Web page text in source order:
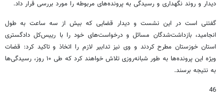
دیدار و روند نگهداری و رسیدگی به پرونده‌های مربوطه را مورد بررسی قرار داد.
گفتنی است در این نشست و دیدار قضایی که بیش از سه ساعت به طول
انجامید، بازداشت‌شدگان مسائل و درخواست‌های خود را با رییس‌کل دادگستری
استان خوزستان مطرح کردند و وی نیز تدابیر لازم را اتخاذ و تاکید کرد: قضات
ویژه این پرونده‌ها به طور شبانه‌روزی تلاش خواهند کرد که طی ۱۰ روز، رسیدگی‌ها
به نتیجه برسند.
46